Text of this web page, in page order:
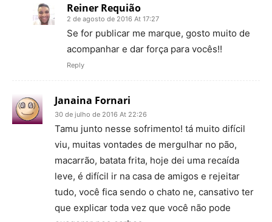
Reiner Requião
2 de agosto de 2016 At 17:27
Se for publicar me marque, gosto muito de
acompanhar e dar força para vocês!!
Reply
Janaina Fornari
30 de julho de 2016 At 22:26
Tamu junto nesse sofrimento! tá muito difícil
viu, muitas vontades de mergulhar no pão,
macarrão, batata frita, hoje dei uma recaída
leve, é difícil ir na casa de amigos e rejeitar
tudo, você fica sendo o chato ne, cansativo ter
que explicar toda vez que você não pode